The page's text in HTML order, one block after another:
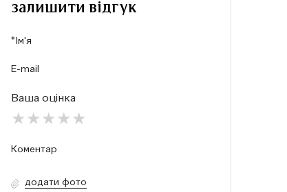
залишити відгук
Ваша оцінка
додати фото